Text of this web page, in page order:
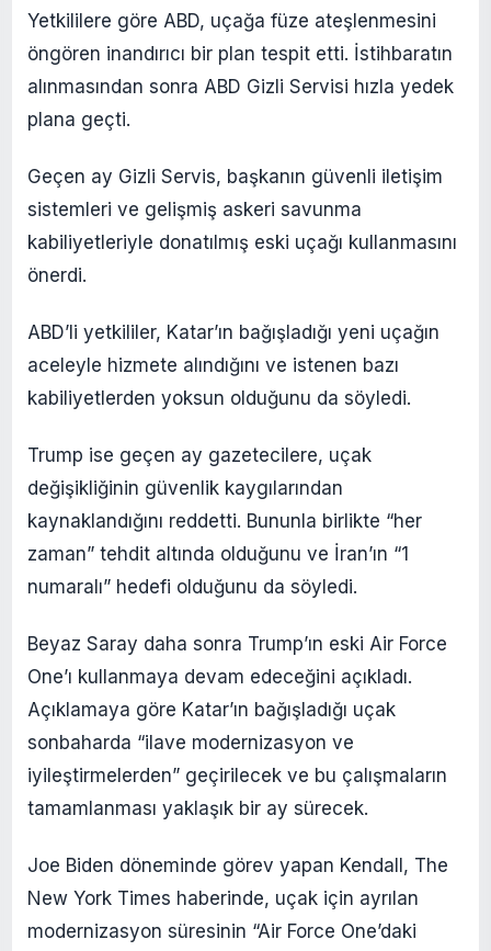
Yetkililere göre ABD, uçağa füze ateşlenmesini
öngören inandırıcı bir plan tespit etti. İstihbaratın
alınmasından sonra ABD Gizli Servisi hızla yedek
plana geçti.
Geçen ay Gizli Servis, başkanın güvenli iletişim
sistemleri ve gelişmiş askeri savunma
kabiliyetleriyle donatılmış eski uçağı kullanmasını
önerdi.
ABD’li yetkililer, Katar’ın bağışladığı yeni uçağın
aceleyle hizmete alındığını ve istenen bazı
kabiliyetlerden yoksun olduğunu da söyledi.
Trump ise geçen ay gazetecilere, uçak
değişikliğinin güvenlik kaygılarından
kaynaklandığını reddetti. Bununla birlikte “her
zaman” tehdit altında olduğunu ve İran’ın “1
numaralı” hedefi olduğunu da söyledi.
Beyaz Saray daha sonra Trump’ın eski Air Force
One’ı kullanmaya devam edeceğini açıkladı.
Açıklamaya göre Katar’ın bağışladığı uçak
sonbaharda “ilave modernizasyon ve
iyileştirmelerden” geçirilecek ve bu çalışmaların
tamamlanması yaklaşık bir ay sürecek.
Joe Biden döneminde görev yapan Kendall, The
New York Times haberinde, uçak için ayrılan
modernizasyon süresinin “Air Force One’daki